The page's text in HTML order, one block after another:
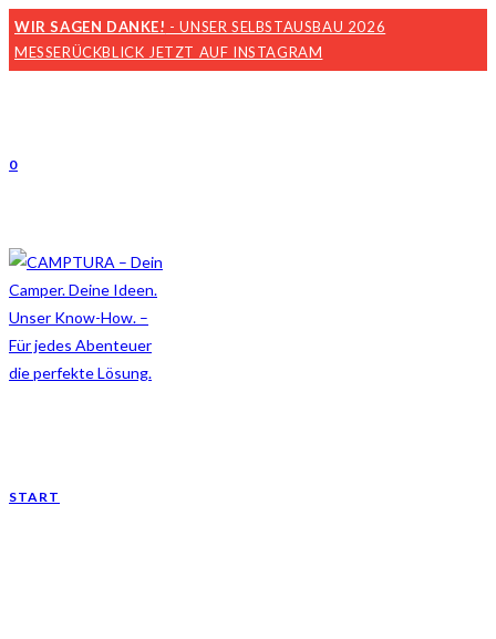
WIR SAGEN DANKE! - UNSER SELBSTAUSBAU 2026
MESSERÜCKBLICK JETZT AUF INSTAGRAM
0
START